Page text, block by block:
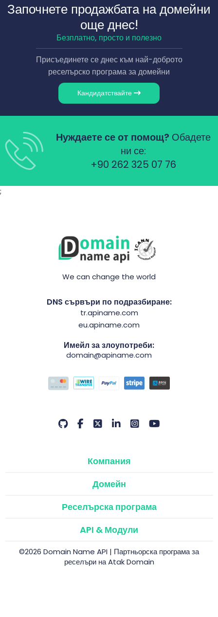
Започнете продажбата на домейни
още днес!
Безплатно, просто и полезно
Присъединете се днес към най-доброто
реселърско програма за домейни
Кандидатствайте
Нуждаете се от помощ? Обадете
ни се:
+90 262 325 07 76
;
We can change the world
DNS сървъри по подразбиране:
tr.apiname.com
eu.apiname.com
Имейл за злоупотреби:
domain@apiname.com
Компания
Домейн
Реселърска програма
API & Модули
©2026 Domain Name API | Партньорска програма за
реселъри на Atak Domain